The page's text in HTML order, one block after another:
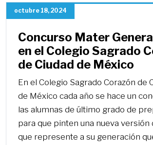
octubre 18, 2024
Concurso Mater
en el Colegio Sagrado
de Ciudad de México
En el Colegio Sagrado Corazón de
de México cada año se hace un
las alumnas de último grado de
para que pinten una nueva versión
que represente a su generación